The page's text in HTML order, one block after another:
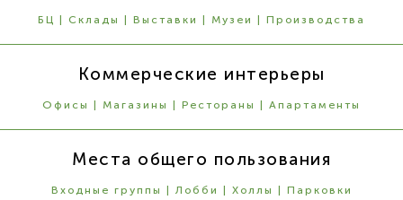
БЦ | Склады | Выставки | Музеи | Производства
Коммерческие интерьеры
Офисы | Магазины | Рестораны | Апартаменты
Места общего пользования
Входные группы | Лобби | Холлы | Парковки